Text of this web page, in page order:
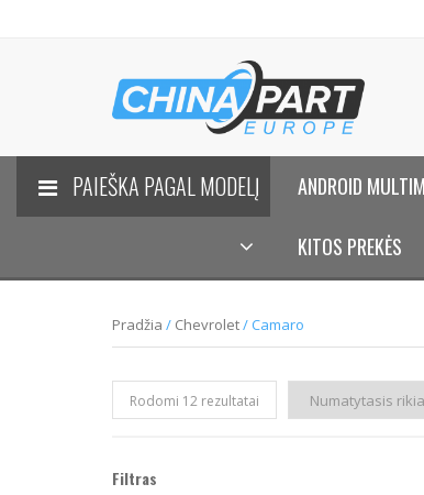
PAIEŠKA PAGAL MODELĮ ANDROID
KITOS PREKĖS
Pradžia / Chevrolet/ Camaro
Rodomi 12 rezultatai
Filtras